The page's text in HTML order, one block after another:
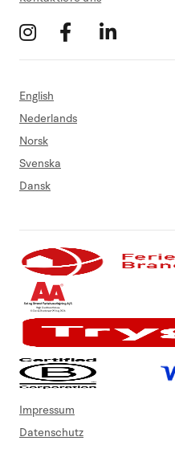
English
Nederlands
Norsk
Svenska
Dansk
Impressum
Datenschutz